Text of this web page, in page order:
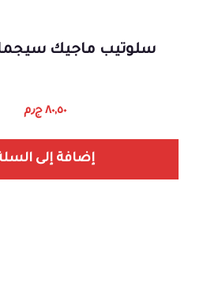
سلوتيب ماجيك سيجما
٨٠,٥٠ ج٫م
إضافة إلى